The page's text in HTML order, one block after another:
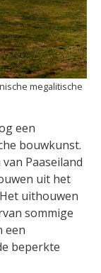
megalitische
een
bouwkunst.
Paaseiland
uit het
uithouwen
sommige
een
beperkte